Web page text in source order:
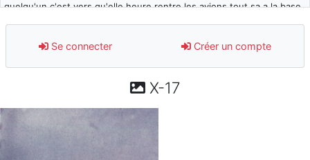
quelqu'un c'est vers qu'elle heure rentre les avions tout sa a la base
d9pouces: désolé pour les quelques blocages du site ces derniers
jours : je teste des méthodes contre le spam et les bots trop nocifs
: Super, la nouvelle bannière
Se connecter Créer un compte
X-17